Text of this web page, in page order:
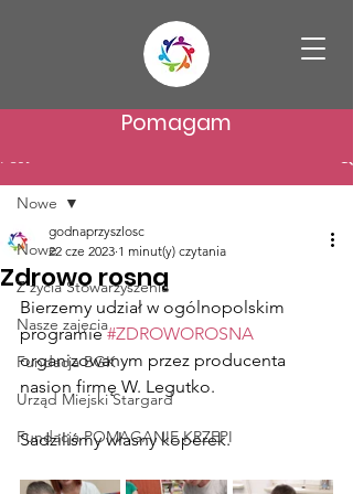
Pomagam
Post
Nowe
Z życia Stowarzyszenia
Nasze zajęcia
Fundacja BGK
Urząd Miejski Stargard
Fundacja POMAGANIE KRZEPI
Nowe
Zdrowo rosną
godnaprzyszlosc
22 cze 2023 1 minut(y) czytania
Bierzemy udział w ogólnopolskim
programie #ZDROWOROSNA
organizowanym przez producenta
nasion firmę W. Legutko.
Sadziliśmy własny koperek.